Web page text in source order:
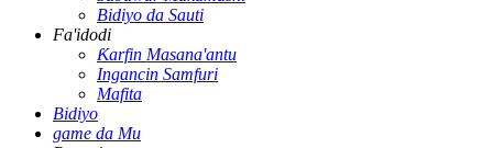
Bidiyo da Sauti
Fa'idodi
Ƙarfin Masana'antu
Ingancin Samfuri
Mafita
Bidiyo
game da Mu